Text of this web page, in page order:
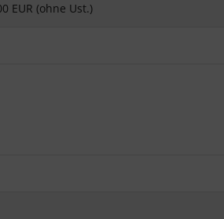
EUR (ohne Ust.)